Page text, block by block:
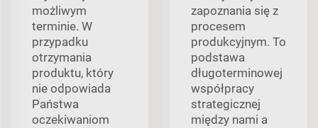
możliwym
terminie. W
przypadku
otrzymania
produktu, który
nie odpowiada
Państwa
oczekiwaniom
zapoznania się z
procesem
produkcyjnym. To
podstawa
długoterminowej
współpracy
strategicznej
między nami a